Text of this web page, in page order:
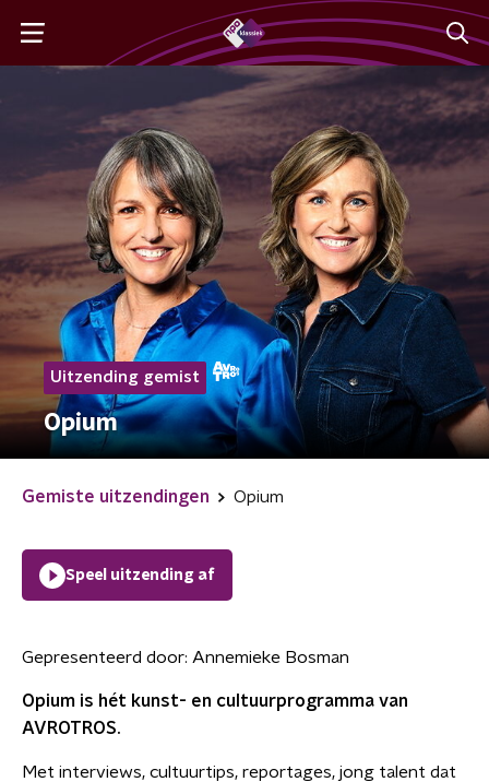
Uitzending gemist
Opium
Gemiste uitzendingen Opium
Speel uitzending af
Gepresenteerd door: Annemieke Bosman
Opium is hét kunst- en cultuurprogramma van
AVROTROS.
Met interviews, cultuurtips, reportages, jong talent dat